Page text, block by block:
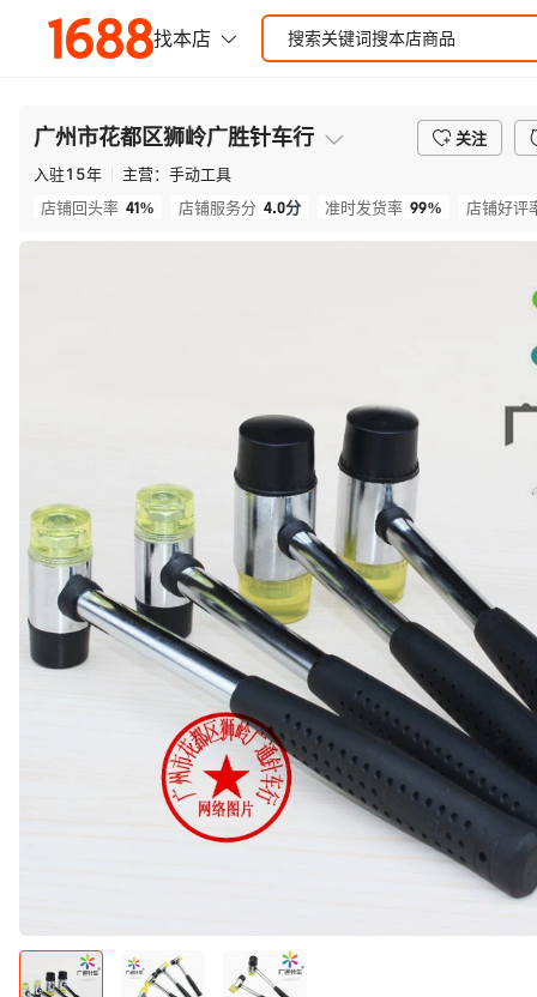
广州市花都区狮岭广胜针车行
关注
入驻15年 主营： 手动工具
店铺回头率 41% 店铺服务分 4.0分 准时发货率 99% 店铺好评